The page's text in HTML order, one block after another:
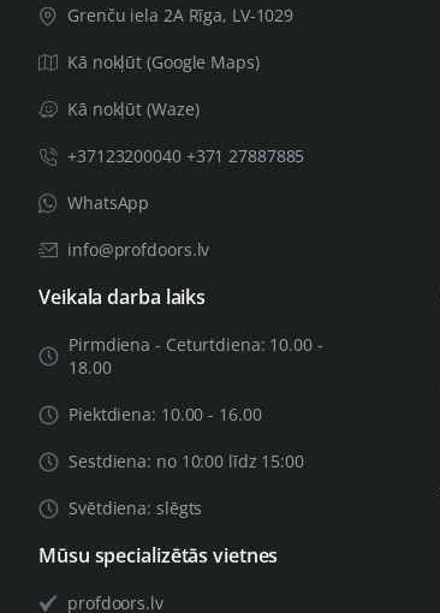
Grenču iela 2A Rīga, LV-1029
Kā nokļūt (Google Maps)
Kā nokļūt (Waze)
+37123200040 +371 27887885
WhatsApp
info@profdoors.lv
Veikala darba laiks
Pirmdiena - Ceturtdiena: 10.00 -
18.00
Piektdiena: 10.00 - 16.00
Sestdiena: no 10:00 līdz 15:00
Svētdiena: slēgts
Mūsu specializētās vietnes
profdoors.lv